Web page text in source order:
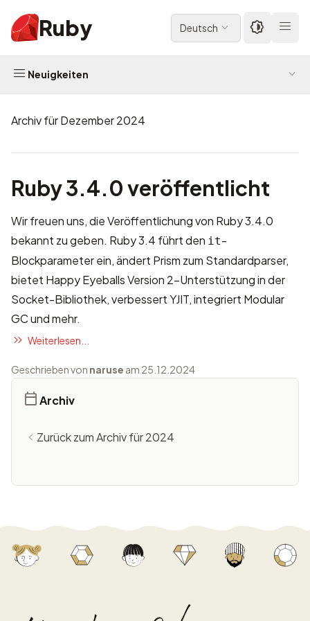
Ruby Deutsch
Neuigkeiten
Archiv für Dezember 2024
Ruby 3.4.0 veröffentlicht
Wir freuen uns, die Veröffentlichung von Ruby 3.4.0
bekannt zu geben. Ruby 3.4 führt den it-
Blockparameter ein, ändert Prism zum Standardparser,
bietet Happy Eyeballs Version 2-Unterstützung in der
Socket-Bibliothek, verbessert YJIT, integriert Modular
GC und mehr.
Weiterlesen...
Geschrieben von naruse am 25.12.2024
Archiv
Zurück zum Archiv für 2024